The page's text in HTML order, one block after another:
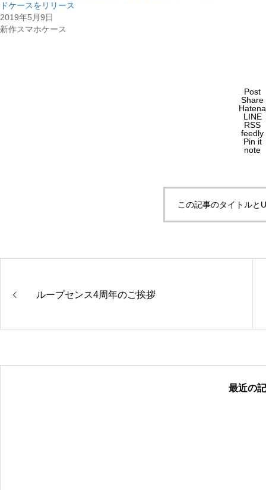
ドケースをリリース
2019年5月9日
新作スマホケース
Post
Share
Hatena
LINE
RSS
feedly
Pin it
note
この記事のタイトルと
ループセンス4周年のご挨拶
最近の